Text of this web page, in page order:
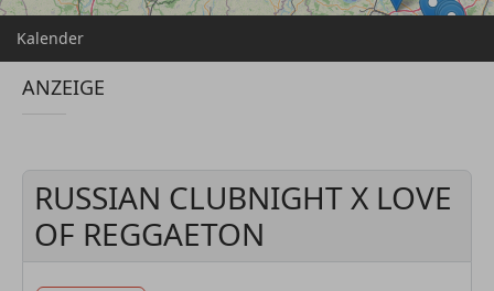
Kalender
ANZEIGE
RUSSIAN CLUBNIGHT X LOVE
OF REGGAETON